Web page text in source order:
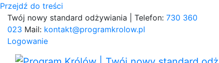
Przejdź do treści
Twój nowy standard odżywiania | Telefon: 730 360
023 Mail: kontakt@programkrolow.pl
Logowanie